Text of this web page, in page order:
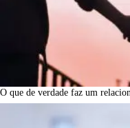
O que de verdade faz um